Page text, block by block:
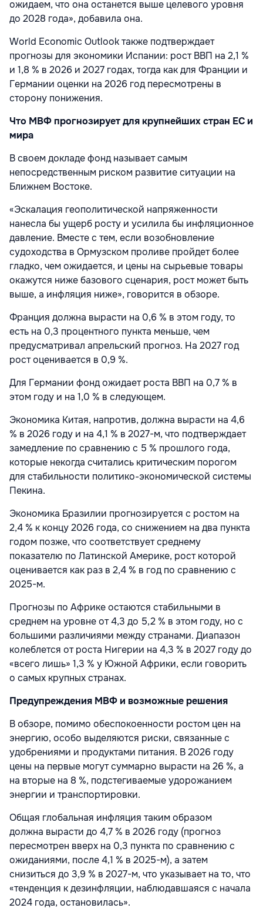
ожидаем, что она останется выше целевого уровня
до 2028 года», добавила она.
World Economic Outlook также подтверждает
прогнозы для экономики Испании: рост ВВП на 2,1 %
и 1,8 % в 2026 и 2027 годах, тогда как для Франции и
Германии оценки на 2026 год пересмотрены в
сторону понижения.
Что МВФ прогнозирует для крупнейших стран ЕС и
мира
В своем докладе фонд называет самым
непосредственным риском развитие ситуации на
Ближнем Востоке.
«Эскалация геополитической напряженности
нанесла бы ущерб росту и усилила бы инфляционное
давление. Вместе с тем, если возобновление
судоходства в Ормузском проливе пройдет более
гладко, чем ожидается, и цены на сырьевые товары
окажутся ниже базового сценария, рост может быть
выше, а инфляция ниже», говорится в обзоре.
Франция должна вырасти на 0,6 % в этом году, то
есть на 0,3 процентного пункта меньше, чем
предусматривал апрельский прогноз. На 2027 год
рост оценивается в 0,9 %.
Для Германии фонд ожидает роста ВВП на 0,7 % в
этом году и на 1,0 % в следующем.
Экономика Китая, напротив, должна вырасти на 4,6
% в 2026 году и на 4,1 % в 2027-м, что подтверждает
замедление по сравнению с 5 % прошлого года,
которые некогда считались критическим порогом
для стабильности политико-экономической системы
Пекина.
Экономика Бразилии прогнозируется с ростом на
2,4 % к концу 2026 года, со снижением на два пункта
годом позже, что соответствует среднему
показателю по Латинской Америке, рост которой
оценивается как раз в 2,4 % в год по сравнению с
2025-м.
Прогнозы по Африке остаются стабильными в
среднем на уровне от 4,3 до 5,2 % в этом году, но с
большими различиями между странами. Диапазон
колеблется от роста Нигерии на 4,3 % в 2027 году до
«всего лишь» 1,3 % у Южной Африки, если говорить
о самых крупных странах.
Предупреждения МВФ и возможные решения
В обзоре, помимо обеспокоенности ростом цен на
энергию, особо выделяются риски, связанные с
удобрениями и продуктами питания. В 2026 году
цены на первые могут суммарно вырасти на 26 %, а
на вторые на 8 %, подстегиваемые удорожанием
энергии и транспортировки.
Общая глобальная инфляция таким образом
должна вырасти до 4,7 % в 2026 году (прогноз
пересмотрен вверх на 0,3 пункта по сравнению с
ожиданиями, после 4,1 % в 2025-м), а затем
снизиться до 3,9 % в 2027-м, что указывает на то, что
«тенденция к дезинфляции, наблюдавшаяся с начала
2024 года, остановилась».